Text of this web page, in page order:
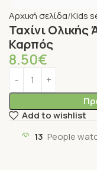
Αρχική σελίδα Kids
Ταχίνι Ολικής
Καρπός
8.50€
Add to wishlist
13 People